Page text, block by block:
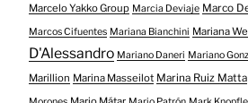
Marcelo Yakko Group Marcia Deviaje Marco
Marcos Cifuentes Mariana Bianchini Mariana
D'Alessandro Mariano Daneri Mariano
Marillion Marina Masseilot Marina Ruiz Matta